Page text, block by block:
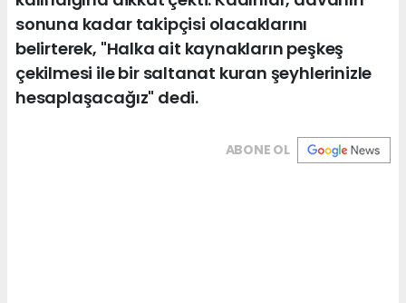
sonuna kadar takipçisi olacaklarını
belirterek, "Halka ait kaynakların peşkeş
çekilmesi ile bir saltanat kuran şeyhlerinizle
hesaplaşacağız" dedi.
ABONE OL